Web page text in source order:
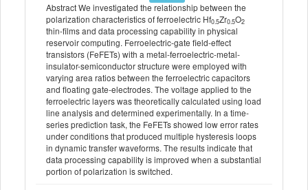
Abstract We investigated the relationship between the
polarization characteristics of ferroelectric Hf0.5Zr0.5O2
thin-films and data processing capability in physical
reservoir computing. Ferroelectric-gate field-effect
transistors (FeFETs) with a metal-ferroelectric-metal-
insulator-semiconductor structure were employed with
varying area ratios between the ferroelectric capacitors
and floating gate-electrodes. The voltage applied to the
ferroelectric layers was theoretically calculated using load
line analysis and determined experimentally. In a time-
series prediction task, the FeFETs showed low error rates
under conditions that produced multiple hysteresis loops
in dynamic transfer waveforms. The results indicate that
data processing capability is improved when a substantial
portion of polarization is switched.